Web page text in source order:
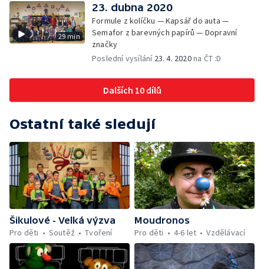
29 min
23. dubna 2020
Formule z kolíčku — Kapsář do auta —
Semafor z barevných papírů — Dopravní
značky
Poslední vysílání 23. 4. 2020na ČT :D
Dalších 10 dílů
Ostatní také sledují
Šikulové - Velká výzva
Pro děti
Soutěž Tvoření
Moudronos
Pro děti
4-6 let Vzdělávací